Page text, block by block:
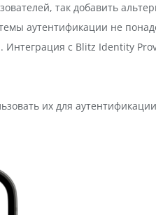
так добавить
аутентификации не
Интеграция с Blitz Identity
их для